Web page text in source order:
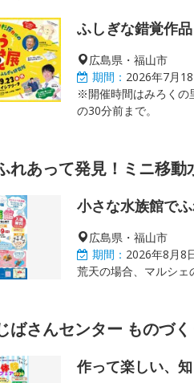
ふしぎな錯覚作
広島県・福山市
期間： 2026年7月
※開催時間はみろくの
の30分前まで。
れあって発見！ミニ移動
小さな水族館で
広島県・福山市
期間： 2026年8月8
荒天の場合、マルシェ
ばさんセンター ものづ
作って楽しい、